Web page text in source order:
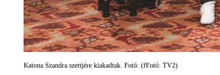
Katona Szandra szettjére kiakadtak. Fotó: (fFotó: TV2)